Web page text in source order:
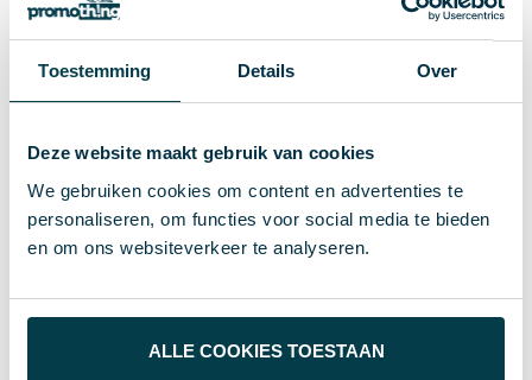
Toestemming Details Over
Deze website maakt gebruik van cookies
We gebruiken cookies om content en advertenties te
personaliseren, om functies voor social media te bieden
en om ons websiteverkeer te analyseren.
ALLE COOKIES TOESTAAN
Gewicht
Maat
Wat anderen bekijken